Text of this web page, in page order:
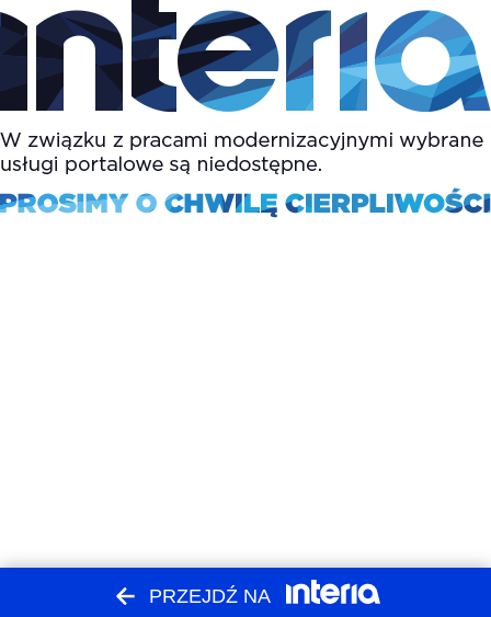
PRZEJDŹ NA